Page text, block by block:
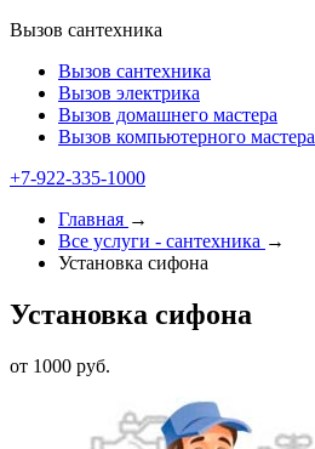
Вызов сантехника
Вызов сантехника
Вызов электрика
Вызов домашнего мастера
Вызов компьютерного мастера
+7-922-335-2000
Главная →
Все услуги - cантехника →
Установка сифона
Установка сифона
от 1000 руб.